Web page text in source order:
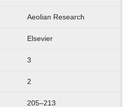
Aeolian Research
Elsevier
3
2
205–213